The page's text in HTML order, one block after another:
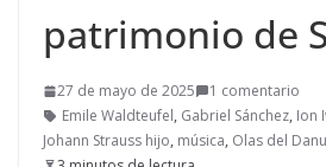
patrimonio de
27 de mayo de 2025
1 comentario
Emile Waldteufel, Gabriel Sánchez, Ion
Johann Strauss hijo, música, Olas del